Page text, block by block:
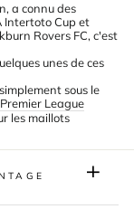
a connu des
Intertoto Cup et
Rovers FC, c'est
unes de ces
sous le
Premier League
les maillots